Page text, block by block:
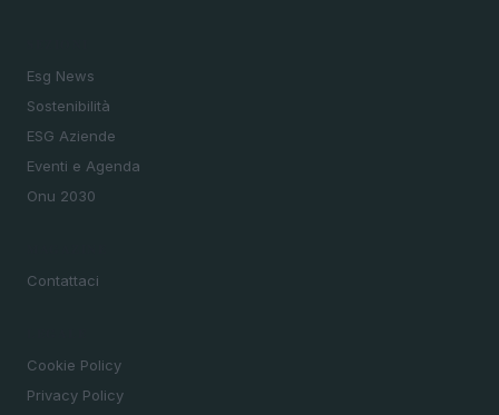
Esg News
Sostenibilità
ESG Aziende
Eventi e Agenda
Onu 2030
Contattaci
Cookie Policy
Privacy Policy